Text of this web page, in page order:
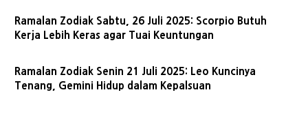
Ramalan Zodiak Sabtu, 26 Juli 2025: Scorpio Butuh
Kerja Lebih Keras agar Tuai Keuntungan
Ramalan Zodiak Senin 21 Juli 2025: Leo Kuncinya
Tenang, Gemini Hidup dalam Kepalsuan